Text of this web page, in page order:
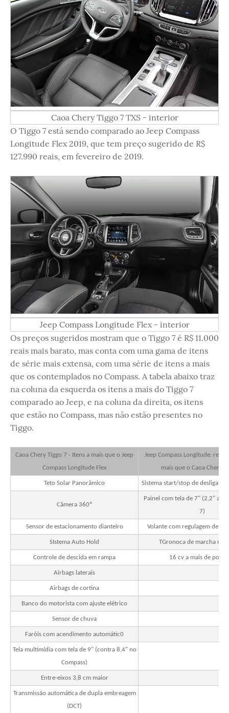
Caoa Chery Tiggo 7 TXS - interior
O Tiggo 7 está sendo comparado ao Jeep Compass
Longitude Flex 2019, que tem preço sugerido de R$
127.990 reais, em fevereiro de 2019.
Jeep Compass Longitude Flex - interior
Os preços sugeridos mostram que o Tiggo 7 é R$ 11.000
reais mais barato, mas conta com uma gama de itens
de série mais extensa, com uma série de itens a mais
que os contemplados no Compass. A tabela abaixo traz
na coluna da esquerda os itens a mais do Tiggo 7
comparado ao Jeep, e na coluna da direita, os itens
que estão no Compass, mas não estão presentes no
Tiggo.
Caoa Chery Tiggo 7 - Itens a mais que o Jeep
Compass Longitude Flex
Jeep Compass Longitude:
mais que o Caoa Chery
Teto Solar Panorâmico Sistema start/stop de
Câmera 360º
Painel com tela de 7" (2,2" a
7)
Sensor de estacionamento dianteiro Volante com regulagem de
SIstema Auto Hold TGronoca de marcha no
Controle de descida em rampa 16 cv a mais de
Airbags laterais
Airbags de cortina
Banco do motorista com ajuste elétrico
Sensor de chuva
Faróis com acendimento automátic0
Tela multimídia com tela de 9" (contra 8,4" no
Compass)
Entre-eixos 3,8 cm maior
Transmissão automática de dupla embreagem
(DCT)